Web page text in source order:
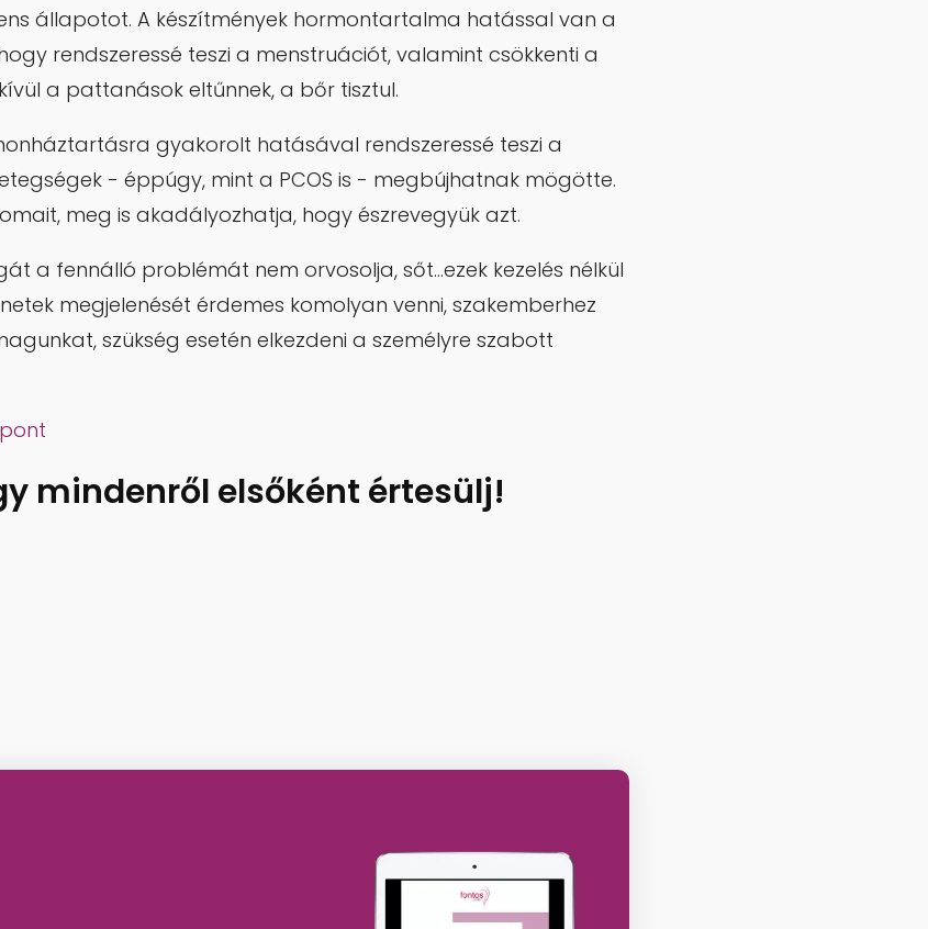
állapotot. A készítmények hormontartalma hatással van a
rendszeressé teszi a menstruációt, valamint csökkenti a
a pattanások eltűnnek, a bőr tisztul.
gyakorolt hatásával rendszeressé teszi a
- éppúgy, mint a PCOS is - megbújhatnak mögötte.
meg is akadályozhatja, hogy észrevegyük azt.
a fennálló problémát nem orvosolja, sőt…ezek kezelés nélkül
megjelenését érdemes komolyan venni, szakemberhez
szükség esetén elkezdeni a személyre szabott
mindenről elsőként értesülj!